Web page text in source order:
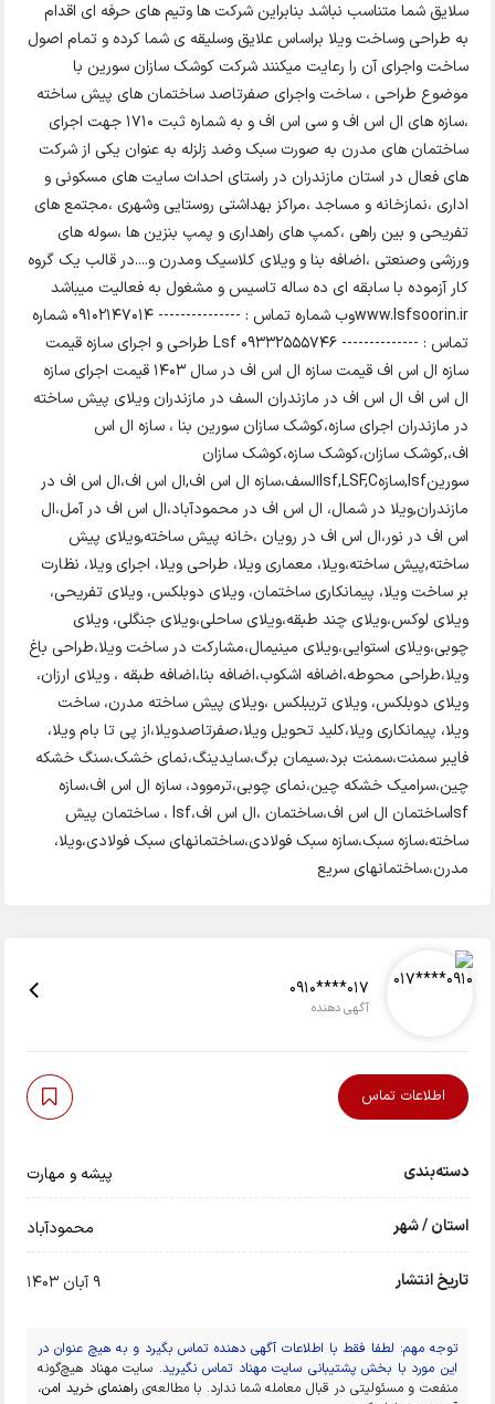
سلایق شما متناسب نباشد بنابراین شرکت ها وتیم های حرفه ای اقدام
به طراحی وساخت ویلا براساس علایق وسلیقه ی شما کرده و تمام اصول
ساخت واجرای آن را رعایت میکنند شرکت کوشک سازان سورین با
موضوع طراحی ، ساخت واجرای صفرتاصد ساختمان های پیش ساخته
،سازه های ال اس اف و سی اس اف و به شماره ثبت 1710 جهت اجرای
ساختمان های مدرن به صورت سبک وضد زلزله به عنوان یکی از شرکت
های فعال در استان مازندران در راستای احداث سایت های مسکونی و
اداری ،نمازخانه و مساجد ،مراکز بهداشتی روستایی وشهری ،مجتمع های
تفریحی و بین راهی ،کمپ های راهداری و پمپ بنزین ها ،سوله های
ورزشی وصنعتی ،اضافه بنا و ویلای کلاسیک ومدرن و....در قالب یک گروه
کار آزموده با سابقه ای ده ساله تاسیس و مشغول به فعالیت میباشد
www.lsfsoorin.irوب شماره تماس : --------------- 09102147014 شماره
تماس : -------------- 09332555746 Lsf طراحی و اجرای سازه قیمت
سازه ال اس اف قیمت سازه ال اس اف در سال 1403 قیمت اجرای سازه
ال اس اف ال اس اف در مازندران السف در مازندران ویلای پیش ساخته
در مازندران اجرای سازه،کوشک سازان سورین بنا ، سازه ال اس
اف،,کوشک سازان،کوشک سازه،کوشک سازان
سورینlsf,سازهlsf,LSF,Cالسف،سازه ال اس اف,ال اس اف،ال اس اف در
مازندران,ویلا در شمال، ال اس اف در محمودآباد،ال اس اف در آمل،ال
اس اف در نور،ال اس اف در رویان ،خانه پیش ساخته,ویلای پیش
ساخته,پیش ساخته،ویلا، معماری ویلا، طراحی ویلا، اجرای ویلا، نظارت
بر ساخت ویلا، پیمانکاری ساختمان، ویلای دوبلکس، ویلای تفریحی،
ویلای لوکس،ویلای چند طبقه،ویلای ساحلی،ویلای جنگلی، ویلای
چوبی،ویلای استوایی،ویلای مینیمال،مشارکت در ساخت ویلا،طراحی باغ
ویلا،طراحی محوطه،اضافه اشکوب،اضافه بنا،اضافه طبقه ، ویلای ارزان،
ویلای دوبلکس، ویلای تریبلکس ،ویلای پیش ساخته مدرن، ساخت
ویلا، پیمانکاری ویلا،کلید تحویل ویلا،صفرتاصدویلا،از پی تا بام ویلا،
فایبر سمنت،سمنت برد،سیمان برگ،سایدینگ،نمای خشک،سنگ خشکه
چین،سرامیک خشکه چین،نمای چوبی،ترموود، سازه ال اس اف،سازه
lsfساختمان ال اس اف،ساختمان ،ال اس اف،lsf ، ساختمان پیش
ساخته،سازه سبک،سازه سبک فولادی،ساختمانهای سبک فولادی،ویلا،
مدرن،ساختمانهای سریع
0910****017
آگهی دهنده
اطلاعات تماس
دسته‌بندی پیشه و مهارت
استان / شهر محمودآباد
تاریخ انتشار 9 آبان 1403
توجه مهم: لطفا فقط با اطلاعات آگهی دهنده تماس بگیرد و به هیچ عنوان در
این مورد با بخش پشتیبانی سایت مهناد تماس نگیرید. سایت مهناد هیچ‌گونه
منفعت و مسئولیتی در قبال معامله شما ندارد. با مطالعه‌ی راهنمای خرید امن،